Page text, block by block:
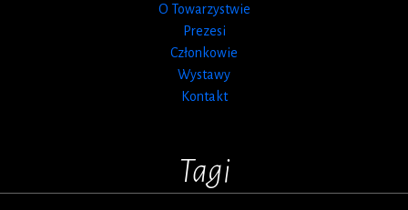
O Towarzystwie
Prezesi
Członkowie
Wystawy
Kontakt
Tagi